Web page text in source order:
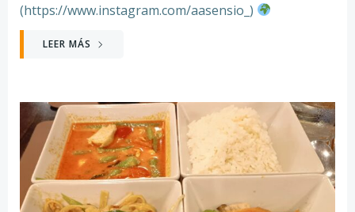
(https://www.instagram.com/aasensio_)
LEER MÁS